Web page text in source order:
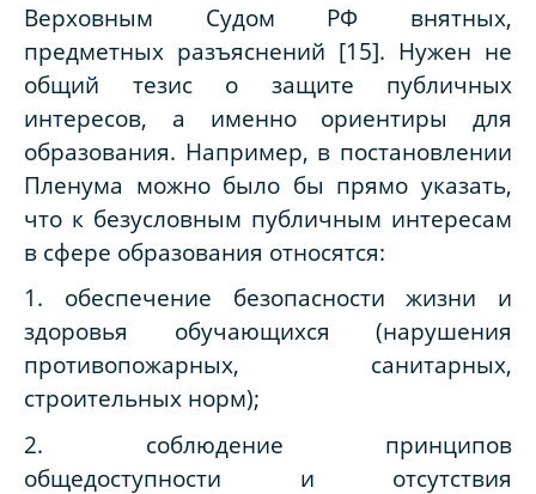
Верховным Судом РФ внятных,
предметных разъяснений [15]. Нужен не
общий тезис о защите публичных
интересов, а именно ориентиры для
образования. Например, в постановлении
Пленума можно было бы прямо указать,
что к безусловным публичным интересам
в сфере образования относятся:
1. обеспечение безопасности жизни и
здоровья обучающихся (нарушения
противопожарных, санитарных,
строительных норм);
2. соблюдение принципов
общедоступности и отсутствия